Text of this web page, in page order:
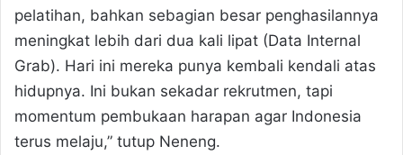
pelatihan, bahkan sebagian besar penghasilannya
meningkat lebih dari dua kali lipat (Data Internal
Grab). Hari ini mereka punya kembali kendali atas
hidupnya. Ini bukan sekadar rekrutmen, tapi
momentum pembukaan harapan agar Indonesia
terus melaju,” tutup Neneng.